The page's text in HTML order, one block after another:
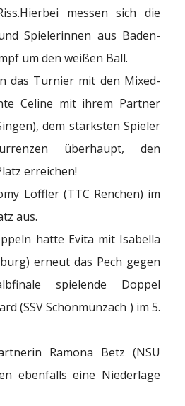
Hierbei messen sich die
Spielerinnen aus Baden-
um den weißen Ball.
das Turnier mit den Mixed-
Celine mit ihrem Partner
dem stärksten Spieler
überhaupt, den
erreichen!
Löffler (TTC Renchen) im
aus.
hatte Evita mit Isabella
erneut das Pech gegen
spielende Doppel
(SSV Schönmünzach ) im 5.
Ramona Betz (NSU
ebenfalls eine Niederlage